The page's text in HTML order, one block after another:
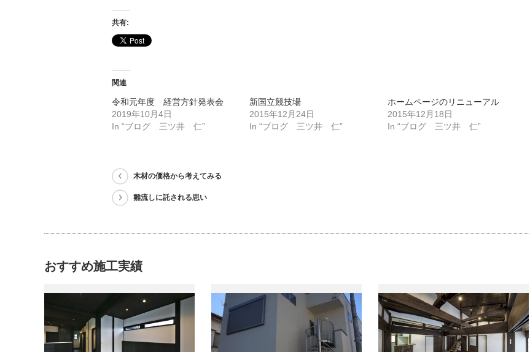
共有:
関連
令和元年度 経営方針発表会
2019年10月4日
In “ブログ 三ツ井 仁”
新国立競技場
2015年12月24日
In “ブログ 三ツ井 仁”
ホームページのリニューアル
2015年12月18日
In “ブログ 三ツ井 仁”
木材の価格から考えてみる
雛流しに託される思い
おすすめ施工実績